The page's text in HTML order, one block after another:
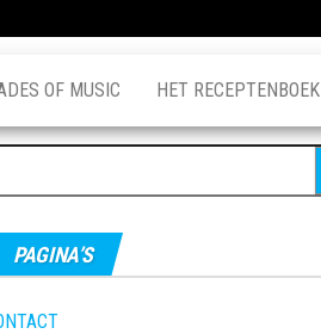
OF MUSIC HET RECEPTENBOEK
PAGINA’S